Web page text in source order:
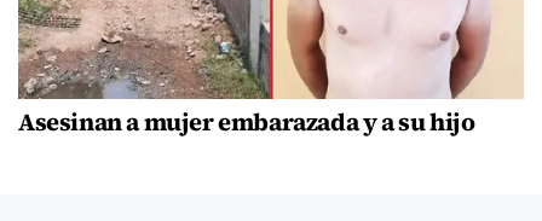
Asesinan a mujer embarazada y a su hijo